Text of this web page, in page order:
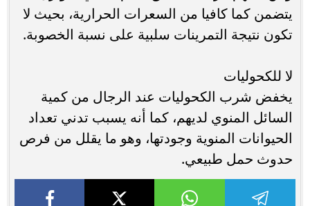
يتضمن كما كافيا من السعرات الحرارية، بحيث لا
تكون نتيجة التمرينات سلبية على نسبة الخصوبة.
لا للكحوليات
يخفض شرب الكحوليات عند الرجال من كمية
السائل المنوي لديهم، كما أنه يسبب تدني تعداد
الحيوانات المنوية وجودتها، وهو ما يقلل من فرص
حدوث حمل طبيعي.